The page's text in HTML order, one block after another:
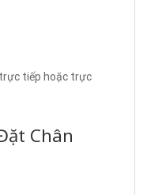
tiếp hoặc trực
Chân